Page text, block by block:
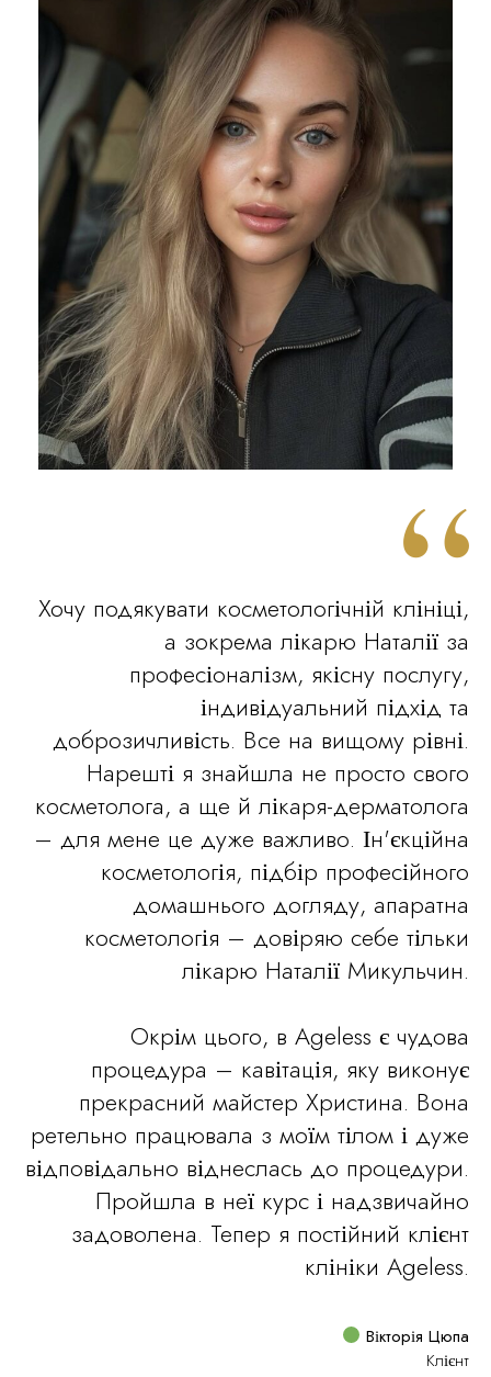
Хочу подякувати косметологічній клініці,
а зокрема лікарю Наталії за
професіоналізм, якісну послугу,
індивідуальний підхід та
доброзичливість. Все на вищому рівні.
Нарешті я знайшла не просто свого
косметолога, а ще й лікаря-дерматолога
– для мене це дуже важливо. Ін'єкційна
косметологія, підбір професійного
домашнього догляду, апаратна
косметологія – довіряю себе тільки
лікарю Наталії Микульчин.
Окрім цього, в Ageless є чудова
процедура – кавітація, яку виконує
прекрасний майстер Христина. Вона
ретельно працювала з моїм тілом і дуже
відповідально віднеслась до процедури.
Пройшла в неї курс і надзвичайно
задоволена. Тепер я постійний клієнт
клініки Ageless.
Вікторія Цюпа
Клієнт